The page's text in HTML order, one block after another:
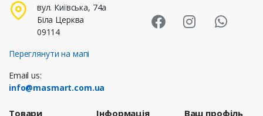
вул. Київська, 74а
Біла Церква
09114
Переглянути на мапі
Email us:
info@masmart.com.ua
Товари Інформація Ваш профіль